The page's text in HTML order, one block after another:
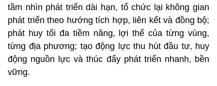
tầm nhìn phát triển dài hạn, tổ chức lại không gian
phát triển theo hướng tích hợp, liên kết và đồng bộ;
phát huy tối đa tiềm năng, lợi thế của từng vùng,
từng địa phương; tạo động lực thu hút đầu tư, huy
động nguồn lực và thúc đẩy phát triển nhanh, bền
vững.